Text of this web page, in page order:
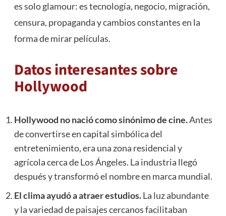
es solo glamour: es tecnología, negocio, migración,
censura, propaganda y cambios constantes en la
forma de mirar películas.
Datos interesantes sobre
Hollywood
Hollywood no nació como sinónimo de cine.Antes
de convertirse en capital simbólica del
entretenimiento, era una zona residencial y
agrícola cerca de Los Ángeles. La industria llegó
después y transformó el nombre en marca mundial.
El clima ayudó a atraer estudios.La luz abundante
y la variedad de paisajes cercanos facilitaban